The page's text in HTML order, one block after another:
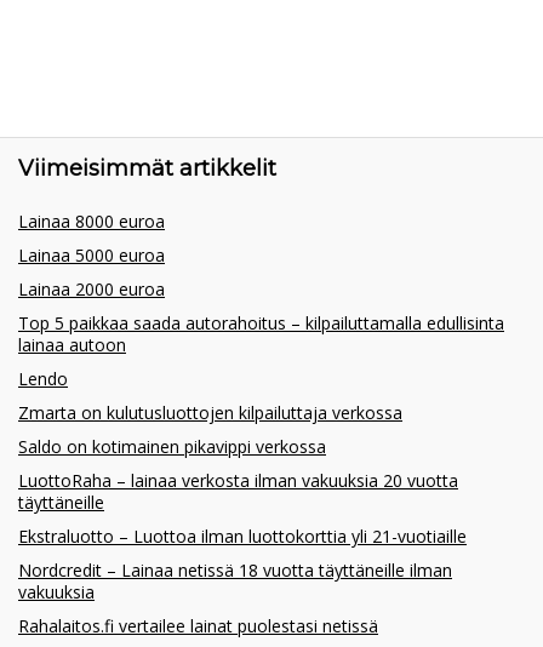
Viimeisimmät artikkelit
Lainaa 8000 euroa
Lainaa 5000 euroa
Lainaa 2000 euroa
Top 5 paikkaa saada autorahoitus – kilpailuttamalla edullisinta
lainaa autoon
Lendo
Zmarta on kulutusluottojen kilpailuttaja verkossa
Saldo on kotimainen pikavippi verkossa
LuottoRaha – lainaa verkosta ilman vakuuksia 20 vuotta
täyttäneille
Ekstraluotto – Luottoa ilman luottokorttia yli 21-vuotiaille
Nordcredit – Lainaa netissä 18 vuotta täyttäneille ilman
vakuuksia
Rahalaitos.fi vertailee lainat puolestasi netissä